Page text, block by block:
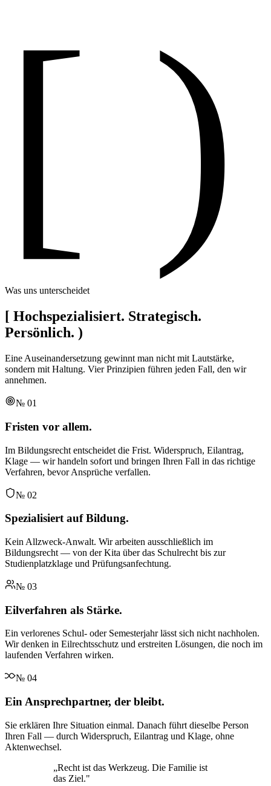
[ )
Was uns unterscheidet
[ Hochspezialisiert. Strategisch.
Persönlich. )
Eine Auseinandersetzung gewinnt man nicht mit Lautstärke,
sondern mit Haltung. Vier Prinzipien führen jeden Fall, den wir
annehmen.
№ 01
Fristen vor allem.
Im Bildungsrecht entscheidet die Frist. Widerspruch, Eilantrag,
Klage — wir handeln sofort und bringen Ihren Fall in das richtige
Verfahren, bevor Ansprüche verfallen.
№ 02
Spezialisiert auf Bildung.
Kein Allzweck-Anwalt. Wir arbeiten ausschließlich im
Bildungsrecht — von der Kita über das Schulrecht bis zur
Studienplatzklage und Prüfungsanfechtung.
№ 03
Eilverfahren als Stärke.
Ein verlorenes Schul- oder Semesterjahr lässt sich nicht nachholen.
Wir denken in Eilrechtsschutz und erstreiten Lösungen, die noch im
laufenden Verfahren wirken.
№ 04
Ein Ansprechpartner, der bleibt.
Sie erklären Ihre Situation einmal. Danach führt dieselbe Person
Ihren Fall — durch Widerspruch, Eilantrag und Klage, ohne
Aktenwechsel.
„Recht ist das Werkzeug. Die Familie ist
das Ziel."